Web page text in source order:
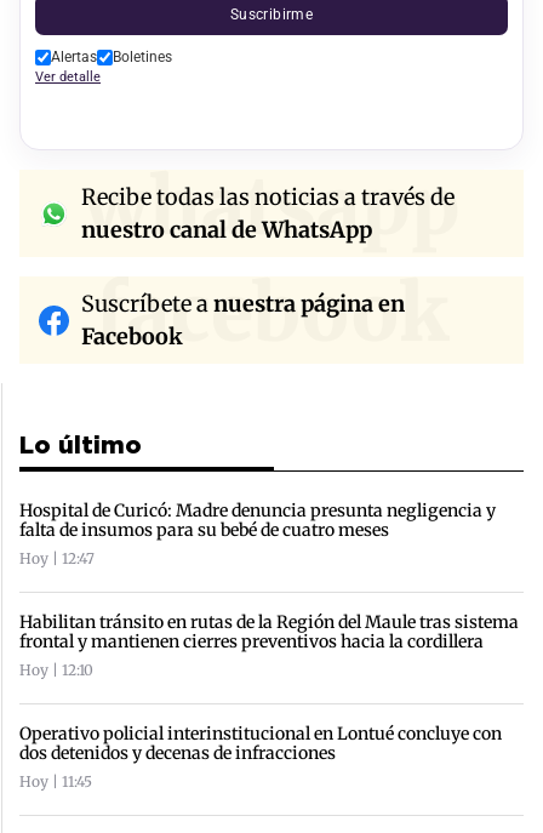
Suscribirme
Alertas Boletines
Ver detalle
whatsapp
Recibe todas las noticias a través de
nuestro canal de WhatsApp
facebook
Suscríbete anuestra página en
Facebook
Lo último
Hospital de Curicó: Madre denuncia presunta negligencia y
falta de insumos para su bebé de cuatro meses
Hoy | 12:47
Habilitan tránsito en rutas de la Región del Maule tras sistema
frontal y mantienen cierres preventivos hacia la cordillera
Hoy | 12:10
Operativo policial interinstitucional en Lontué concluye con
dos detenidos y decenas de infracciones
Hoy | 11:45